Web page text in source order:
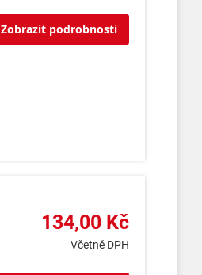
Zobrazit podrobnosti
134,00 Kč
Včetně DPH